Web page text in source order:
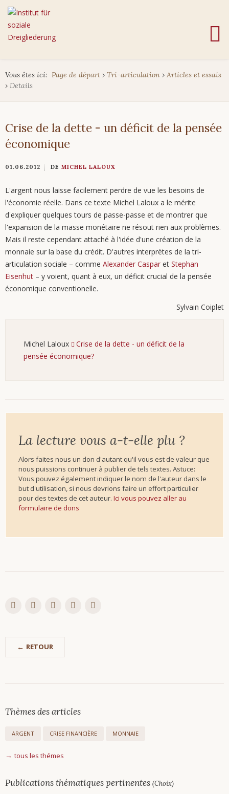
Vous êtes ici: Page de départ › Tri-articulation › Articles et essais
› Details
Crise de la dette - un déficit de la pensée
économique
01.06.2012 DE MICHEL LALOUX
L'argent nous laisse facilement perdre de vue les besoins de
l'économie réelle. Dans ce texte Michel Laloux a le mérite
d'expliquer quelques tours de passe-passe et de montrer que
l'expansion de la masse monétaire ne résout rien aux problèmes.
Mais il reste cependant attaché à l'idée d'une création de la
monnaie sur la base du crédit. D'autres interprètes de la tri-
articulation sociale – comme Alexander Caspar et Stephan
Eisenhut – y voient, quant à eux, un déficit crucial de la pensée
économique conventionelle.
Sylvain Coiplet
Michel Laloux
Crise de la dette - un déficit de la
pensée économique?
La lecture vous a-t-elle plu ?
Alors faites nous un don d'autant qu'il vous est de valeur que
nous puissions continuer à publier de tels textes. Astuce:
Vous pouvez également indiquer le nom de l'auteur dans le
but d'utilisation, si nous devrions faire un effort particulier
pour des textes de cet auteur. Ici vous pouvez aller au
formulaire de dons
RETOUR
Thèmes des articles
ARGENT CRISE FINANCIÈRE MONNAIE
tous les thémes
Publications thématiques pertinentes (Choix)